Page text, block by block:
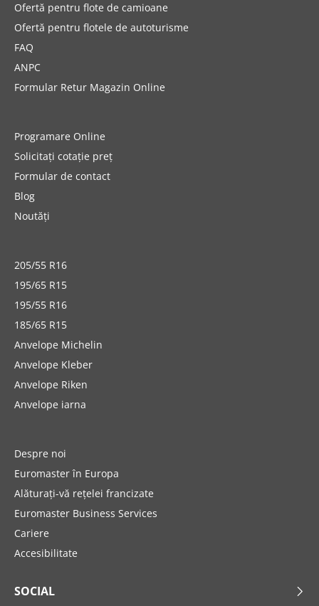
Ofertă pentru flote de camioane
Ofertă pentru flotele de autoturisme
FAQ
ANPC
Formular Retur Magazin Online
Programare Online
Solicitați cotație preț
Formular de contact
Blog
Noutăți
205/55 R16
195/65 R15
195/55 R16
185/65 R15
Anvelope Michelin
Anvelope Kleber
Anvelope Riken
Anvelope iarna
Despre noi
Euromaster în Europa
Alăturați-vă rețelei francizate
Euromaster Business Services
Cariere
Accesibilitate
SOCIAL